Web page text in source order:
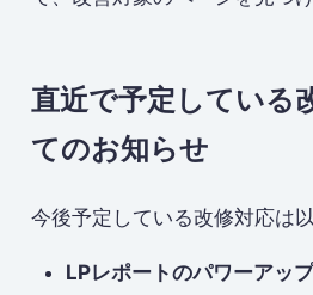
直近で予定している
てのお知らせ
今後予定している改修対応は
LPレポートのパワーアップ